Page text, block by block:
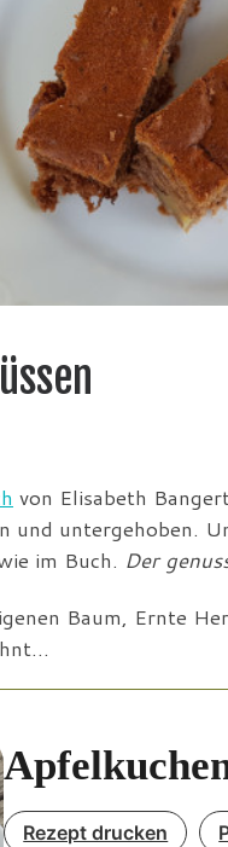
von Elisabeth
und untergehoben.
im Buch. Der
Baum, Ernte
Rezept drucken